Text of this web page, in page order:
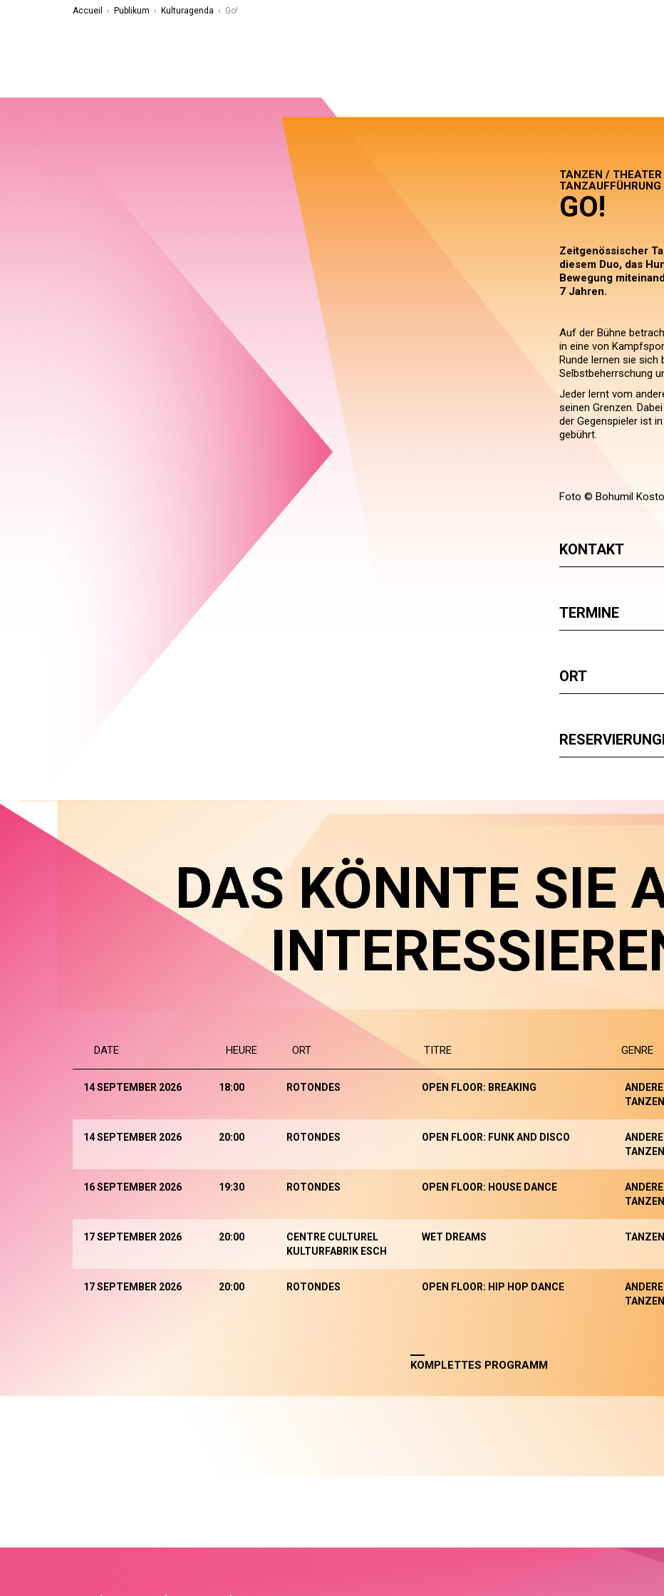
Accueil › Publikum › Kulturagenda › Go!
TANZEN /
GO!
Zeitgenössischer
diesem Duo, das
Bewegung
7 Jahren.
Auf der Bühne
in eine von
Runde lernen sie sich
Selbstbeherrschung
Jeder lernt vom
seinen Grenzen.
der Gegenspieler ist
gebührt.
Foto © Bohumil
KONTAKT
TERMINE
ORT
DAS KÖNNTE SIE
DATE HEURE ORT TITRE GENRE
14 SEPTEMBER 2026 18:00 ROTONDES OPEN FLOOR: BREAKING
ANDERE
TANZEN
14 SEPTEMBER 2026 20:00 ROTONDES OPEN FLOOR: FUNK AND DISCO
ANDERE
TANZEN
16 SEPTEMBER 2026 19:30 ROTONDES OPEN FLOOR: HOUSE DANCE
ANDERE
TANZEN
17 SEPTEMBER 2026 20:00
CENTRE CULTUREL
KULTURFABRIK ESCH
WET DREAMS TANZEN
17 SEPTEMBER 2026 20:00 ROTONDES OPEN FLOOR: HIP HOP DANCE
ANDERE
TANZEN
KOMPLETTES PROGRAMM